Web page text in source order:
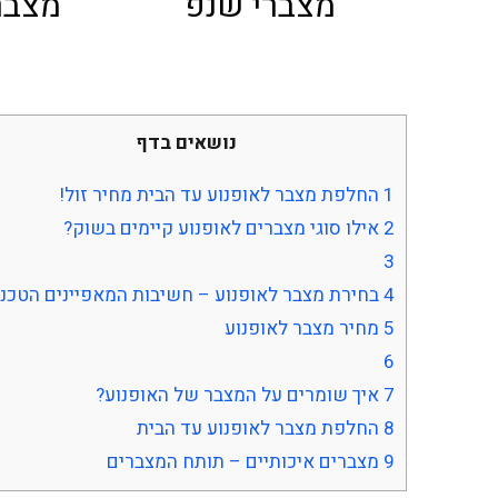
נושאים בדף
1 החלפת מצבר לאופנוע עד הבית מחיר זול!
2 אילו סוגי מצברים לאופנוע קיימים בשוק?
3
4בחירת מצבר לאופנוע – חשיבות המאפיינים
5 מחיר מצבר לאופנוע
6
7 איך שומרים על המצבר של האופנוע?
8 החלפת מצבר לאופנוע עד הבית
9 מצברים איכותיים – תותח המצברים